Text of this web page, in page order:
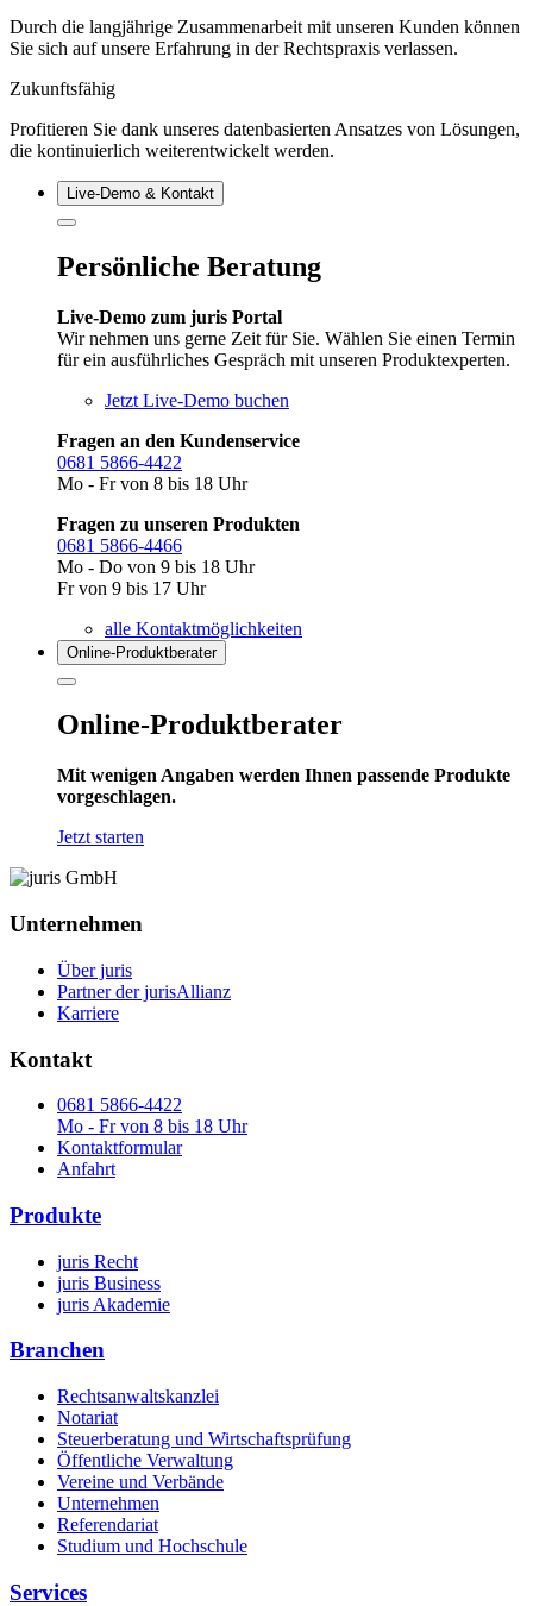
Durch die langjährige Zusammenarbeit mit unseren Kunden können
Sie sich auf unsere Erfahrung in der Rechtspraxis verlassen.
Zukunftsfähig
Profitieren Sie dank unseres datenbasierten Ansatzes von Lösungen,
die kontinuierlich weiterentwickelt werden.
Live‑Demo & Kontakt
Persönliche Beratung
Live-Demo zum juris Portal
Wir nehmen uns gerne Zeit für Sie. Wählen Sie einen Termin
für ein ausführliches Gespräch mit unseren Produktexperten.
Jetzt Live-Demo buchen
Fragen an den Kundenservice
0681 5866-4422
Mo - Fr von 8 bis 18 Uhr
Fragen zu unseren Produkten
0681 5866-4466
Mo - Do von 9 bis 18 Uhr
Fr von 9 bis 17 Uhr
alle Kontaktmöglichkeiten
Online-Produkt­berater
Online-Produktberater
Mit wenigen Angaben werden Ihnen passende Produkte
vorgeschlagen.
Jetzt starten
Unternehmen
Über juris
Partner der jurisAllianz
Karriere
Kontakt
0681 5866-4422
Mo - Fr von 8 bis 18 Uhr
Kontaktformular
Anfahrt
Produkte
juris Recht
juris Business
juris Akademie
Branchen
Rechtsanwaltskanzlei
Notariat
Steuerberatung und Wirtschaftsprüfung
Öffentliche Verwaltung
Vereine und Verbände
Unternehmen
Referendariat
Studium und Hochschule
Services